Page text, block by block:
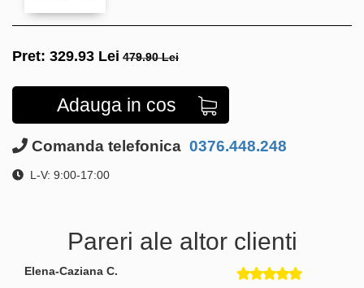
Pret: 329.93 Lei 479.90 Lei
Adauga in cos
Comanda telefonica 0376.448.248
L-V: 9:00-17:00
Pareri ale altor clienti
Elena-Caziana C.